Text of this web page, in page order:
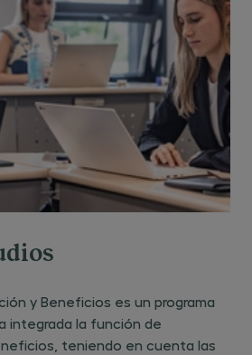
y Beneficios es un programa
integrada la función de
teniendo en cuenta las